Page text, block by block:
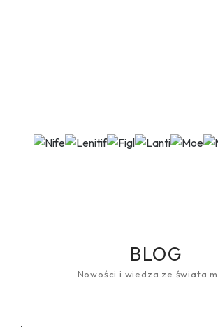
BLOG
Nowości i wiedza ze świata